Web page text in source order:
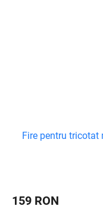
Fire pentru tricotat
159 RON